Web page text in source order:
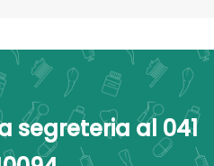
segreteria al 041